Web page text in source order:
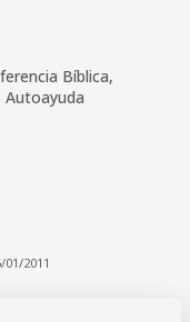
Bíblica,
2011